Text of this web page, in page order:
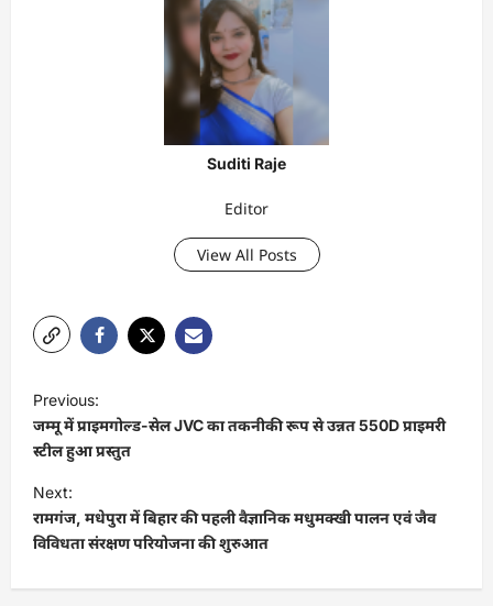
Suditi Raje
Editor
View All Posts
P
o
s
t
n
a
v
Previous:
जम्मू में प्राइमगोल्ड-सेल JVC का तकनीकी रूप से उन्नत 550D प्राइमरी
स्टील हुआ प्रस्तुत
Next:
रामगंज, मधेपुरा में बिहार की पहली वैज्ञानिक मधुमक्खी पालन एवं जैव
विविधता संरक्षण परियोजना की शुरुआत